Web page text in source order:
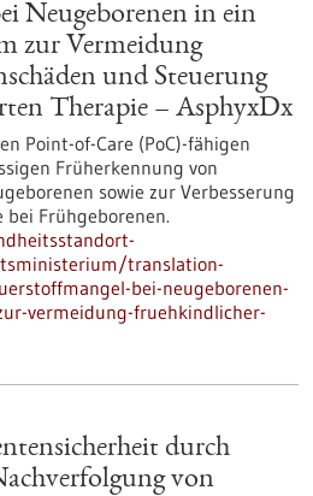
Neugeborenen in ein
zur Vermeidung
und Steuerung
Therapie – AsphyxDx
Point-of-Care (PoC)-fähigen
Früherkennung von
sowie zur Verbesserung
Frühgeborenen.
translation-
bei-neugeborenen-
vermeidung-fruehkindlicher-
durch
von